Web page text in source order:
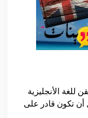
الأنجليزية
تكون قادر على